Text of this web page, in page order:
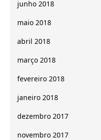
junho 2018
maio 2018
abril 2018
março 2018
fevereiro 2018
janeiro 2018
dezembro 2017
novembro 2017